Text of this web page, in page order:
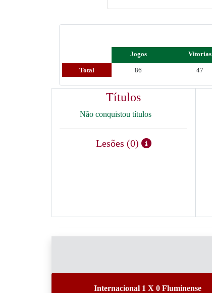
Jogos Vitorias
Total 86 47
Títulos
Não conquistou títulos
Lesões (0)
Internacional 1 X 0 Fluminense